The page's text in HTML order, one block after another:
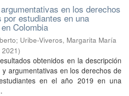
en los derechos
estudiantes en una
Colombia
; Uribe-Viveros, Margarita María
2021)
obtenidos en la descripción
argumentativas en los derechos de
en el año 2019 en una